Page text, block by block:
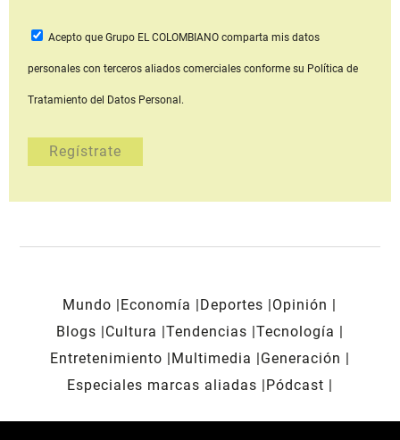
Acepto que Grupo EL COLOMBIANOcomparta mis datos
personales con terceros aliados comerciales conforme su Política de
Tratamiento del Datos Personal.
Mundo Economía Deportes
Opinión
Blogs
Cultura Tendencias Tecnología
Entretenimiento
Multimedia
Generación
Especiales marcas aliadas
Pódcast